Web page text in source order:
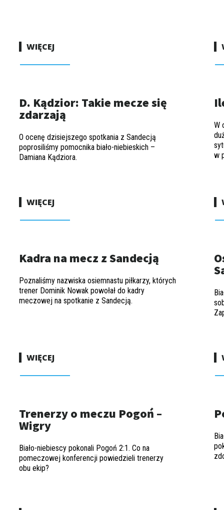
WIĘCEJ
D. Kądzior: Takie mecze się
zdarzają
O ocenę dzisiejszego spotkania z Sandecją
poprosiliśmy pomocnika biało-niebieskich –
Damiana Kądziora.
WIĘCEJ
W
w
Kadra na mecz z Sandecją
Poznaliśmy nazwiska osiemnastu piłkarzy, których
trener Dominik Nowak powołał do kadry
meczowej na spotkanie z Sandecją.
WIĘCEJ
Trenerzy o meczu Pogoń –
Wigry
Biało-niebiescy pokonali Pogoń 2:1. Co na
pomeczowej konferencji powiedzieli trenerzy
obu ekip?